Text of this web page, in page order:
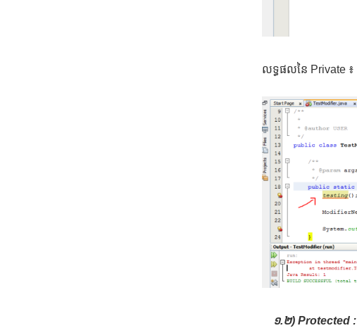
លទ្ធផលនៃ Private ៖
១.២) Protected :